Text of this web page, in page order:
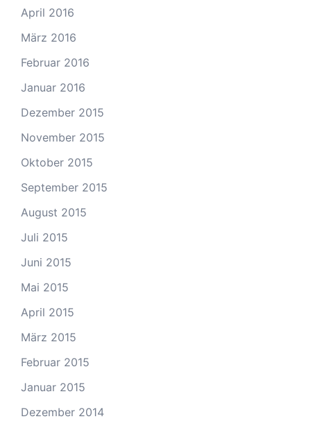
April 2016
März 2016
Februar 2016
Januar 2016
Dezember 2015
November 2015
Oktober 2015
September 2015
August 2015
Juli 2015
Juni 2015
Mai 2015
April 2015
März 2015
Februar 2015
Januar 2015
Dezember 2014